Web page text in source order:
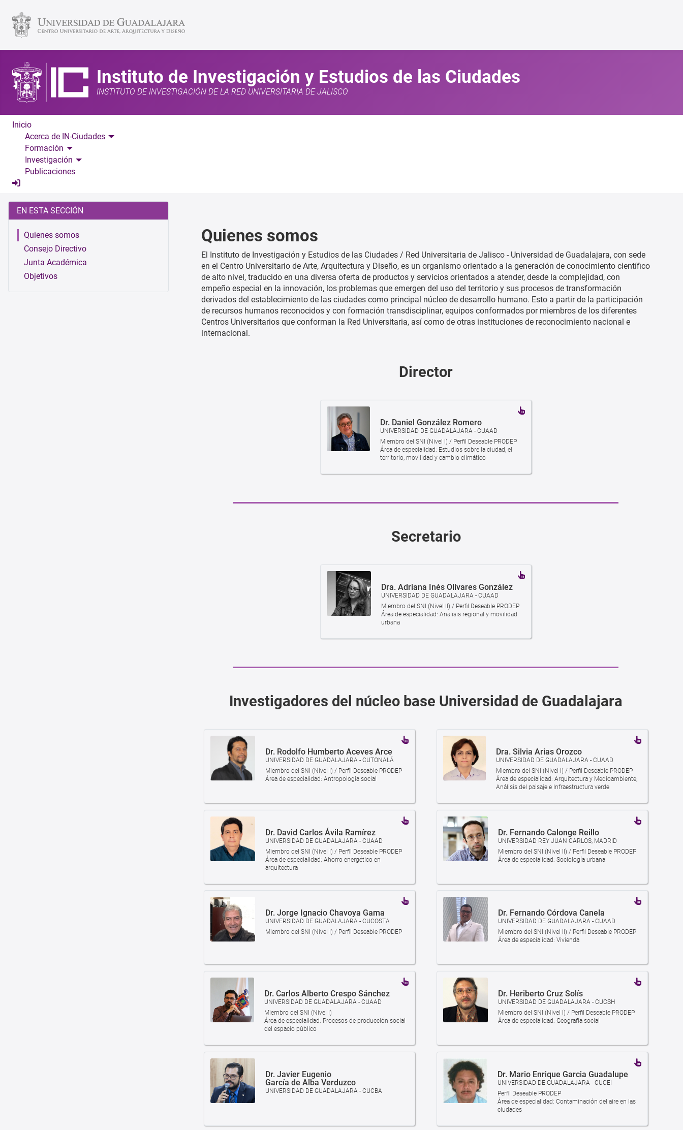
Instituto de Investigación y Estudios de las Ciudades
INSTITUTO DE INVESTIGACIÓN DE LA RED UNIVERSITARIA DE JALISCO
Inicio
Acerca de IN-Ciudades
Formación
Investigación
Publicaciones
EN ESTA SECCIÓN
Quienes somos
Consejo Directivo
Junta Académica
Objetivos
Quienes somos
El Instituto de Investigación y Estudios de las Ciudades / Red Universitaria de Jalisco - Universidad de Guadalajara, con sede
en el Centro Universitario de Arte, Arquitectura y Diseño, es un organismo orientado a la generación de conocimiento científico
de alto nivel, traducido en una diversa oferta de productos y servicios orientados a atender, desde la complejidad, con
empeño especial en la innovación, los problemas que emergen del uso del territorio y sus procesos de transformación
derivados del establecimiento de las ciudades como principal núcleo de desarrollo humano. Esto a partir de la participación
de recursos humanos reconocidos y con formación transdisciplinar, equipos conformados por miembros de los diferentes
Centros Universitarios que conforman la Red Universitaria, así como de otras instituciones de reconocimiento nacional e
internacional.
Director
Dr. Daniel González Romero
UNIVERSIDAD DE GUADALAJARA - CUAAD
Miembro del SNI (Nivel I) / Perfil Deseable PRODEP
Área de especialidad: Estudios sobre la ciudad, el
territorio, movilidad y cambio climático
Secretario
Dra. Adriana Inés Olivares González
UNIVERSIDAD DE GUADALAJARA - CUAAD
Miembro del SNI (Nivel II) / Perfil Deseable PRODEP
Área de especialidad: Analisis regional y movilidad
urbana
Investigadores del núcleo base Universidad de Guadalajara
Dr. Rodolfo Humberto Aceves Arce
UNIVERSIDAD DE GUADALAJARA - CUTONALÁ
Miembro del SNI (Nivel I) / Perfil Deseable PRODEP
Área de especialidad: Antropología social
Dra. Silvia Arias Orozco
UNIVERSIDAD DE GUADALAJARA - CUAAD
Miembro del SNI (Nivel I) / Perfil Deseable PRODEP
Área de especialidad: Arquitectura y Medioambiente;
Análisis del paisaje e Infraestructura verde
Dr. David Carlos Ávila Ramírez
UNIVERSIDAD DE GUADALAJARA - CUAAD
Miembro del SNI (Nivel I) / Perfil Deseable PRODEP
Área de especialidad: Ahorro energético en
arquitectura
Dr. Fernando Calonge Reillo
UNIVERSIDAD REY JUAN CARLOS, MADRID
Miembro del SNI (Nivel II) / Perfil Deseable PRODEP
Área de especialidad: Sociología urbana
Dr. Jorge Ignacio Chavoya Gama
UNIVERSIDAD DE GUADALAJARA - CUCOSTA
Miembro del SNI (Nivel I) / Perfil Deseable PRODEP
Dr. Fernando Córdova Canela
UNIVERSIDAD DE GUADALAJARA - CUAAD
Miembro del SNI (Nivel II) / Perfil Deseable PRODEP
Área de especialidad: Vivienda
Dr. Carlos Alberto Crespo Sánchez
UNIVERSIDAD DE GUADALAJARA - CUAAD
Miembro del SNI (Nivel I)
Área de especialidad: Procesos de producción social
del espacio público
Dr. Heriberto Cruz Solís
UNIVERSIDAD DE GUADALAJARA - CUCSH
Miembro del SNI (Nivel I) / Perfil Deseable PRODEP
Área de especialidad: Geografía social
Dr. Javier Eugenio
García de Alba Verduzco
UNIVERSIDAD DE GUADALAJARA - CUCBA
Dr. Mario Enrique Garcia Guadalupe
UNIVERSIDAD DE GUADALAJARA - CUCEI
Perfil Deseable PRODEP
Área de especialidad: Contaminación del aire en las
ciudades